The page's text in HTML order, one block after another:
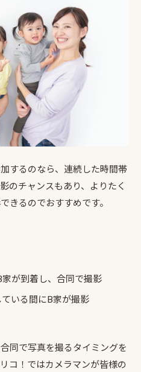
するのなら、連続した時間帯
のチャンスもあり、よりたく
きるのでおすすめです。
が到着し、合同で撮影
いる間にB家が撮影
同で写真を撮るタイミングを
コ！ではカメラマンが皆様の